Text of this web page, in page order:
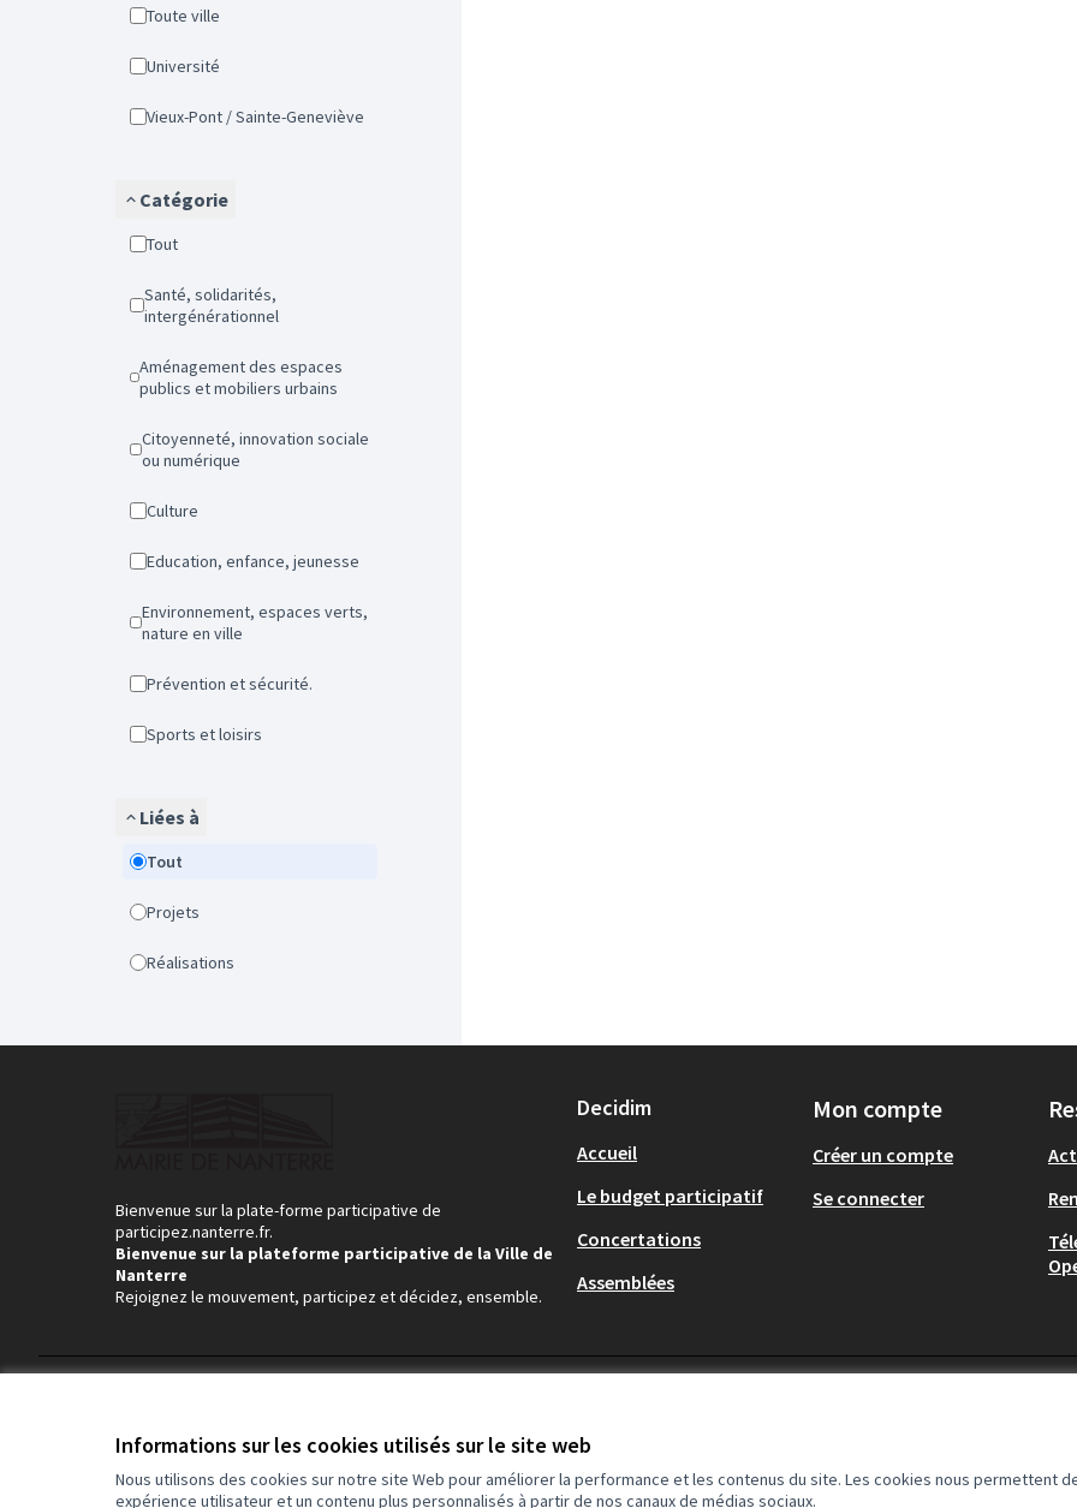
Informations sur les cookies utilisés sur le site web
Nous utilisons des cookies sur notre site Web pour améliorer la performance et les contenus du site. Les cookies nous permettent
expérience utilisateur et un contenu plus personnalisés à partir de nos canaux de médias sociaux.
Toute ville
Université
Vieux-Pont / Sainte-Geneviève
Catégorie
Tout
Santé, solidarités,
intergénérationnel
Aménagement des espaces
publics et mobiliers urbains
Citoyenneté, innovation sociale
ou numérique
Culture
Education, enfance, jeunesse
Environnement, espaces verts,
nature en ville
Prévention et sécurité.
Sports et loisirs
Liées à
Tout
Projets
Réalisations
Bienvenue sur la plate-forme participative de
participez.nanterre.fr.
Bienvenue sur la plateforme participative de la Ville de
Nanterre
Rejoignez le mouvement, participez et décidez, ensemble.
Decidim
Accueil
Le budget participatif
Concertations
Assemblées
Mon compte
Créer un compte
Se connecter